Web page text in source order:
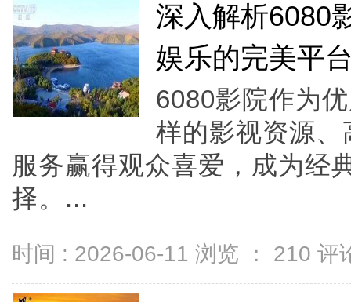
深入解析6080
娱乐的完美平
6080影院作为
样的影视资源
服务赢得观众喜爱，成为经
择。...
时间 : 2026-06-11 浏览 ： 210 评